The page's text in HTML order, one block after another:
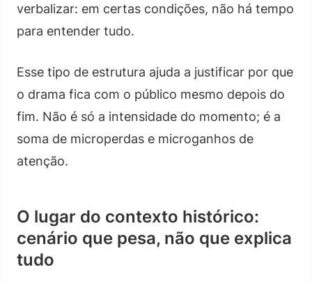
verbalizar: em certas condições, não há tempo
para entender tudo.
Esse tipo de estrutura ajuda a justificar por que
o drama fica com o público mesmo depois do
fim. Não é só a intensidade do momento; é a
soma de microperdas e microganhos de
atenção.
O lugar do contexto histórico:
cenário que pesa, não que explica
tudo